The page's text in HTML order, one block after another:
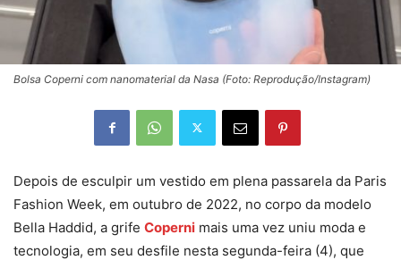
Bolsa Coperni com nanomaterial da Nasa (Foto: Reprodução/Instagram)
Depois de esculpir um vestido em plena passarela da Paris
Fashion Week, em outubro de 2022, no corpo da modelo
Bella Haddid, a grife Coperni mais uma vez uniu moda e
tecnologia, em seu desfile nesta segunda-feira (4), que